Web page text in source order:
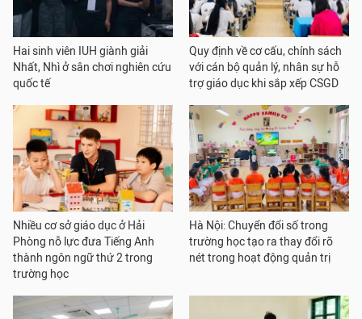
Hai sinh viên IUH giành giải
Nhất, Nhì ở sân chơi nghiên cứu
quốc tế
Quy định về cơ cấu, chính sách
với cán bộ quản lý, nhân sự hỗ
trợ giáo dục khi sắp xếp CSGD
Nhiều cơ sở giáo dục ở Hải
Phòng nỗ lực đưa Tiếng Anh
thành ngôn ngữ thứ 2 trong
trường học
Hà Nội: Chuyển đổi số trong
trường học tạo ra thay đổi rõ
nét trong hoạt động quản trị